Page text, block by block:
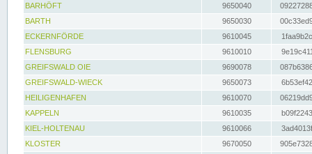
BARHÖFT
9650040
BARTH
9650030
ECKERNFÖRDE
9610045
FLENSBURG
9610010
GREIFSWALD OIE
9690078
GREIFSWALD-WIECK
9650073
HEILIGENHAFEN
9610070
KAPPELN
9610035
KIEL-HOLTENAU
9610066
KLOSTER
9670050